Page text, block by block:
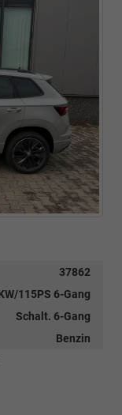
37862
115PS 6-Gang
Schalt. 6-Gang
Benzin